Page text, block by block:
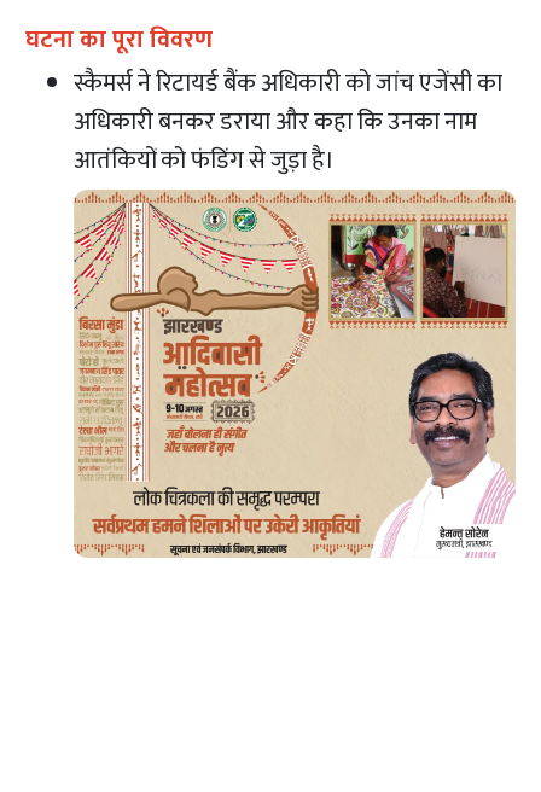
घटना का पूरा विवरण
स्कैमर्स ने रिटायर्ड बैंक अधिकारी को जांच एजेंसी का
अधिकारी बनकर डराया और कहा कि उनका नाम
आतंकियों को फंडिंग से जुड़ा है।